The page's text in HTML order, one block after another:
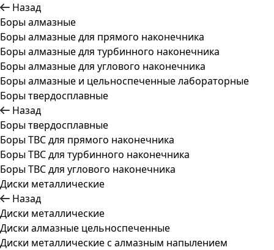
Назад
Боры алмазные
Боры алмазные для прямого наконечника
Боры алмазные для турбинного наконечника
Боры алмазные для углового наконечника
Боры алмазные и цельноспеченные лабораторные
Боры твердосплавные
Назад
Боры твердосплавные
Боры ТВС для прямого наконечника
Боры ТВС для турбинного наконечника
Боры ТВС для углового наконечника
Диски металлические
Назад
Диски металлические
Диски алмазные цельноспеченные
Диски металлические с алмазным напылением